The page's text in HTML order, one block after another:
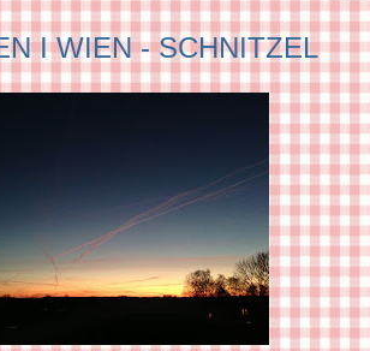
I WIEN - SCHNITZEL